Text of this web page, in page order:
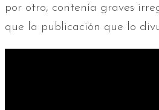
por otro, contenía graves
que la publicación que lo